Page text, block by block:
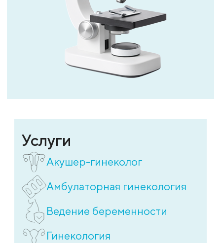
Услуги
Акушер-гинеколог
Амбулаторная гинекология
Ведение беременности
Гинекология